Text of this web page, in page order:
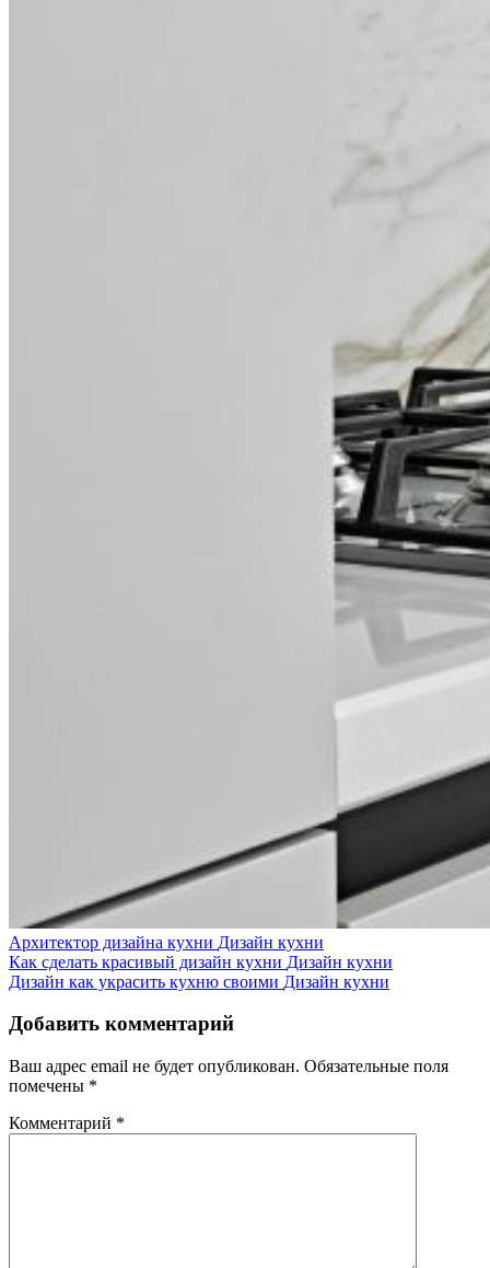
Архитектор дизайна кухни Дизайн кухни
Как сделать красивый дизайн кухни Дизайн кухни
Дизайн как украсить кухню своими Дизайн кухни
Добавить комментарий
Ваш адрес email не будет опубликован. Обязательные поля
помечены *
Комментарий *